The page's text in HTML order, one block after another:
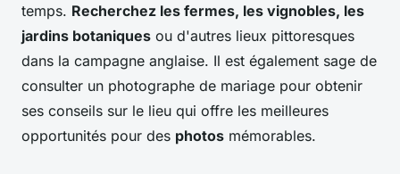
temps. Recherchez les fermes, les vignobles, les
jardins botaniques ou d'autres lieux pittoresques
dans la campagne anglaise. Il est également sage de
consulter un photographe de mariage pour obtenir
ses conseils sur le lieu qui offre les meilleures
opportunités pour des photos mémorables.